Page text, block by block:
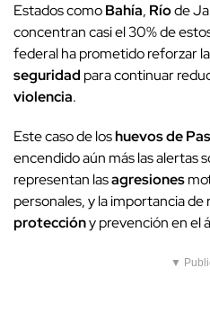
Estados comoBahía, Ríode
concentran casi el 30% de
federal ha prometido reforzar
seguridad para continuar
violencia.
Este caso de loshuevos de
encendido aún más las alertas
representan lasagresiones
personales, y la importancia
proteccióny prevención en el
▼